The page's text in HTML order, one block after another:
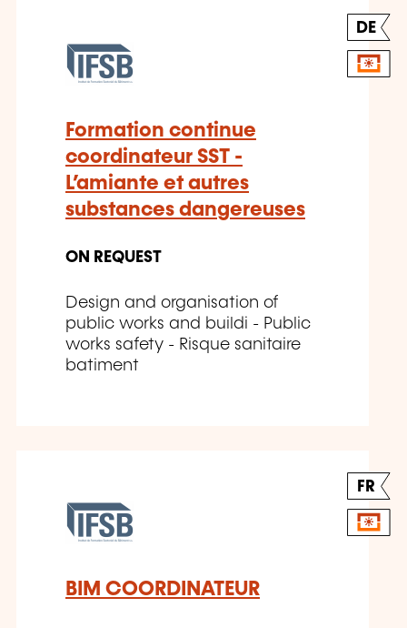
DE
Formation continue
coordinateur SST -
L’amiante et autres
substances dangereuses
ON REQUEST
Design and organisation of
public works and buildi - Public
works safety - Risque sanitaire
batiment
FR
BIM COORDINATEUR